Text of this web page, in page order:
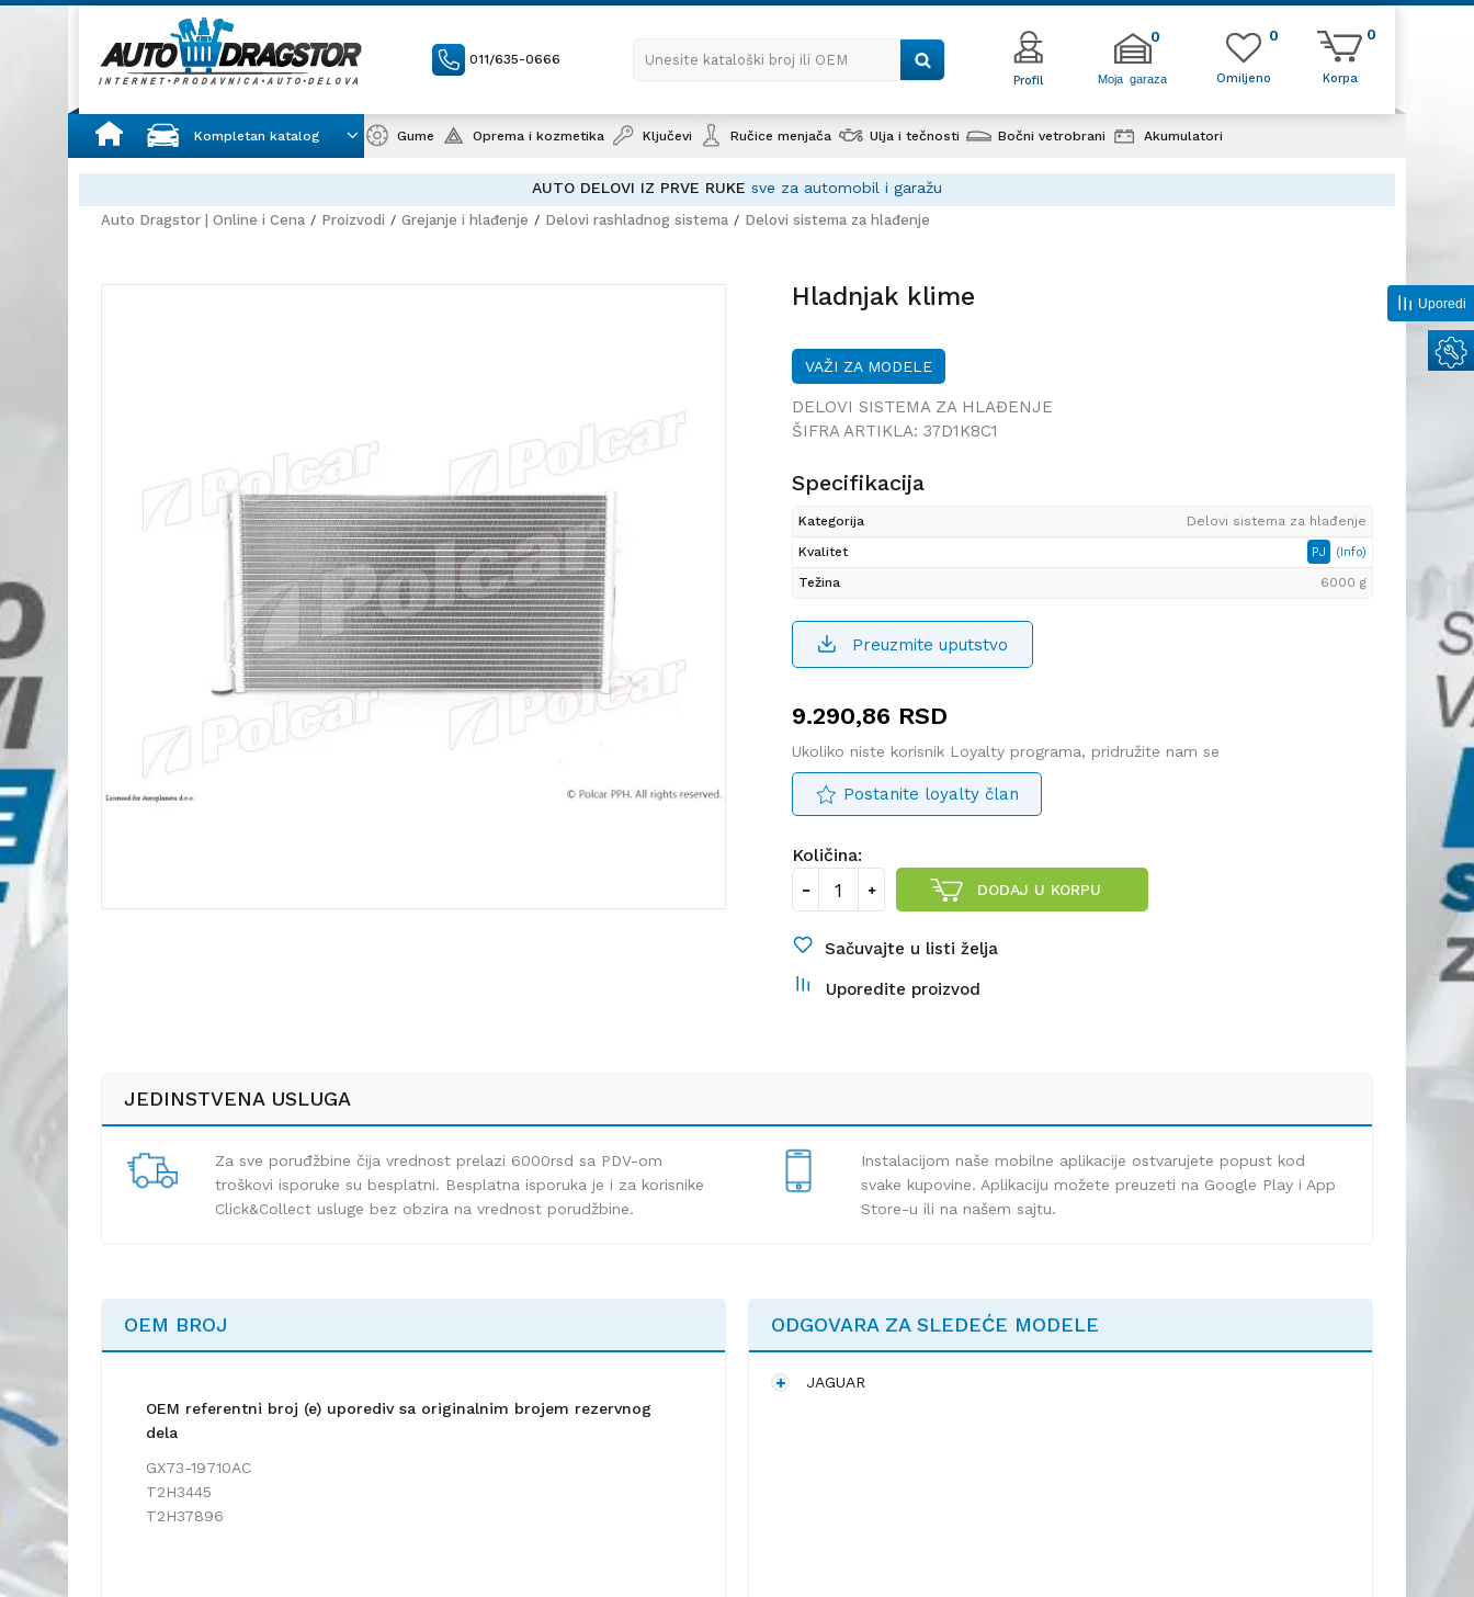
011/635-0666 Unesite kataloški broj ili OEM
Profil Moja garaza
0
Korpa
0
Omiljeno
0
Kompletan katalog Gume Oprema i kozmetika Ključevi Ručice menjača Ulja i tečnosti Bočni vetrobrani Akumulatori
AUTO DELOVI IZ PRVE RUKE sve za automobil i garažu
Auto Dragstor | Online i Cena Proizvodi Grejanje i hlađenje Delovi rashladnog sistema Delovi sistema za hlađenje
Hladnjak klime
VAŽI ZA MODELE
DELOVI SISTEMA ZA HLAĐENJE
ŠIFRA ARTIKLA: 37D1K8C1
Specifikacija
Kategorija
Delovi sistema za hlađenje
Kvalitet
PJ (Info)
Težina 6000 g
Preuzmite uputstvo
9.290,86 RSD
Ukoliko niste korisnik Loyalty programa, pridružite nam se
Postanite loyalty član
Količina:
DODAJ U KORPU
Sačuvajte u listi želja
Uporedite proizvod
JEDINSTVENA USLUGA
Za sve poruđžbine čija vrednost prelazi 6000rsd sa PDV-om
troškovi isporuke su besplatni. Besplatna isporuka je i za korisnike
Click&Collect usluge bez obzira na vrednost porudžbine.
Instalacijom naše mobilne aplikacije ostvarujete popust kod
svake kupovine. Aplikaciju možete preuzeti na Google Play i App
Store-u ili na našem sajtu.
OEM BROJ
OEM referentni broj (e) uporediv sa originalnim brojem rezervnog
dela
GX73-19710AC
T2H3445
T2H37896
ODGOVARA ZA SLEDEĆE MODELE
JAGUAR
Uporedi